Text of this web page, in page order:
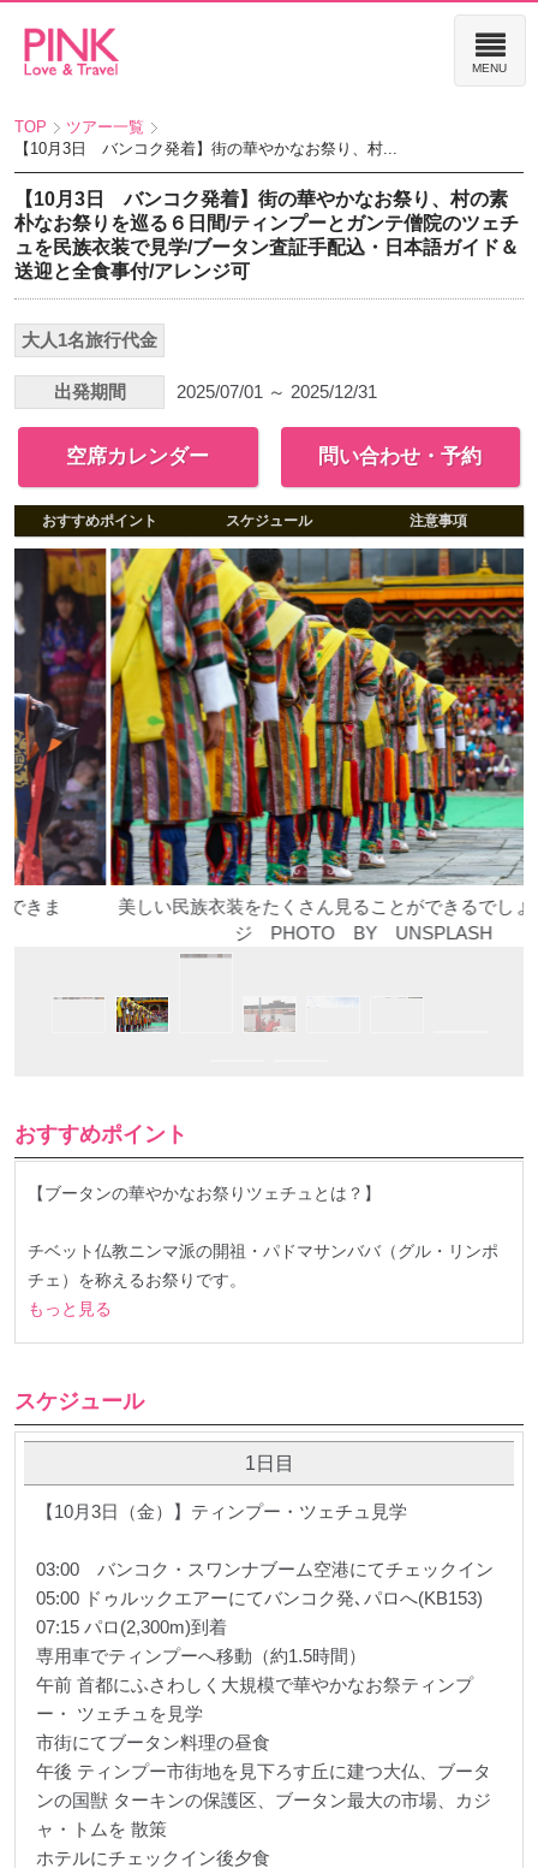
TOP
ツアー一覧
【10月3日 バンコク発着】街の華やかなお祭り、村...
【10月3日 バンコク発着】街の華やかなお祭り、村の素
朴なお祭りを巡る６日間/ティンプーとガンテ僧院のツェチ
ュを民族衣装で見学/ブータン査証手配込・日本語ガイド＆
送迎と全食事付/アレンジ可
大人1名旅行代金
出発期間 2025/07/01 ～ 2025/12/31
空席カレンダー 問い合わせ・予約
おすすめポイント スケジュール 注意事項
美しい民族衣装をたくさん見ることができるでしょう/イメー
ジ PHOTO BY UNSPLASH
おすすめポイント
【ブータンの華やかなお祭りツェチュとは？】
チベット仏教ニンマ派の開祖・パドマサンババ（グル・リンポ
チェ）を称えるお祭りです。
もっと見る
スケジュール
1日目
【10月3日（金）】ティンプー・ツェチュ見学
03:00 バンコク・スワンナブーム空港にてチェックイン
05:00 ドゥルックエアーにてバンコク発､パロへ(KB153)
07:15 パロ(2,300m)到着
専用車でティンプーへ移動（約1.5時間）
午前 首都にふさわしく大規模で華やかなお祭ティンプ
ー・ ツェチュを見学
市街にてブータン料理の昼食
午後 ティンプー市街地を見下ろす丘に建つ大仏、ブータ
ンの国獣 ターキンの保護区、ブータン最大の市場、カジ
ャ・トムを 散策
ホテルにチェックイン後夕食